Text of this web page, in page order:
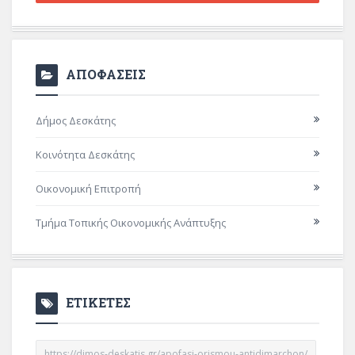
ΑΠΟΦΑΣΕΙΣ
Δήμος Δεσκάτης
Κοινότητα Δεσκάτης
Οικονομική Επιτροπή
Τμήμα Τοπικής Οικονομικής Ανάπτυξης
ΕΤΙΚΕΤΕΣ